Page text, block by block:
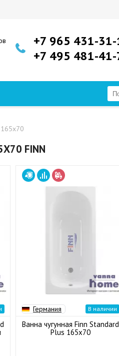
+7 965 431-
+7 495 481-
165х70
FINN
Германия В наличии
Ванна чугунная Finn Standard
Plus 165x70